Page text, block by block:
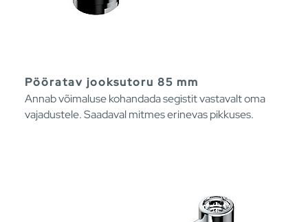
Pööratav jooksutoru 85 mm
Annab võimaluse kohandada segistit vastavalt oma
vajadustele. Saadaval mitmes erinevas pikkuses.